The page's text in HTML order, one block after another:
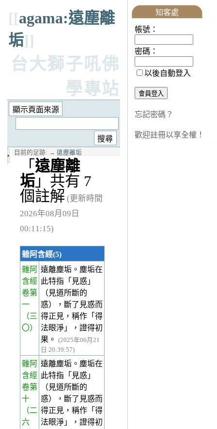
[[agama:遠塵離
垢]]
台大獅子吼佛
學專站
目前的足跡: → 遠塵離垢
「 遠塵離
垢」共有 7
個註解 (更新時間
2026年08月09日
00:11:15)
雜阿含經(5)
雜阿
含經
卷第
一
（三
〇）
遠離塵垢。塵垢在
此特指「見惑」
（見道所斷的
惑），斷了見惑而
得正見，稱作「得
法眼淨」，證得初
果。
(2025年06月21
日 20:39:57)
雜阿
含經
卷第
十
（二
六
遠離塵垢。塵垢在
此特指「見惑」
（見道所斷的
惑），斷了見惑而
得正見，稱作「得
法眼淨」，證得初
知客處
帳號：
密碼：
以後自動登入
忘記密碼？
歡迎註冊以享全權！